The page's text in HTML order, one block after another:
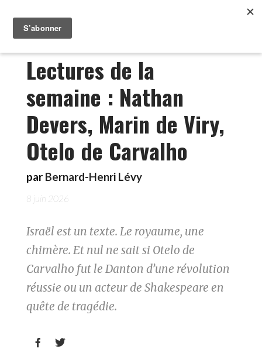
Lectures de la
semaine : Nathan
Devers, Marin de Viry,
Otelo de Carvalho
par Bernard-Henri Lévy
8 juin 2026
Israël est un texte. Le royaume, une
chimère. Et nul ne sait si Otelo de
Carvalho fut le Danton d’une révolution
réussie ou un acteur de Shakespeare en
quête de tragédie.
 